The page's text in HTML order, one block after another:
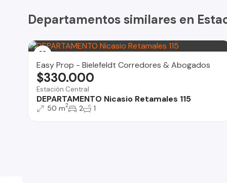
Departamentos similares en
Easy Prop - Bielefeldt Corredores & Abogados
Estación Central
DEPARTAMENTO Nicasio Retamales 115
$330.000
50 m2 2 1